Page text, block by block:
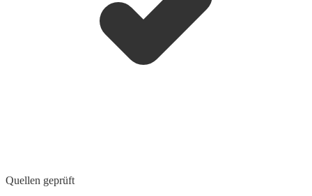
Quellen geprüft